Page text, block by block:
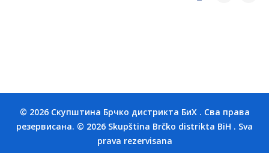
© 2026 Скупштина Брчко дистрикта БиХ . Сва права
резервисана. © 2026 Skupština Brčko distrikta BiH . Sva
prava rezervisana